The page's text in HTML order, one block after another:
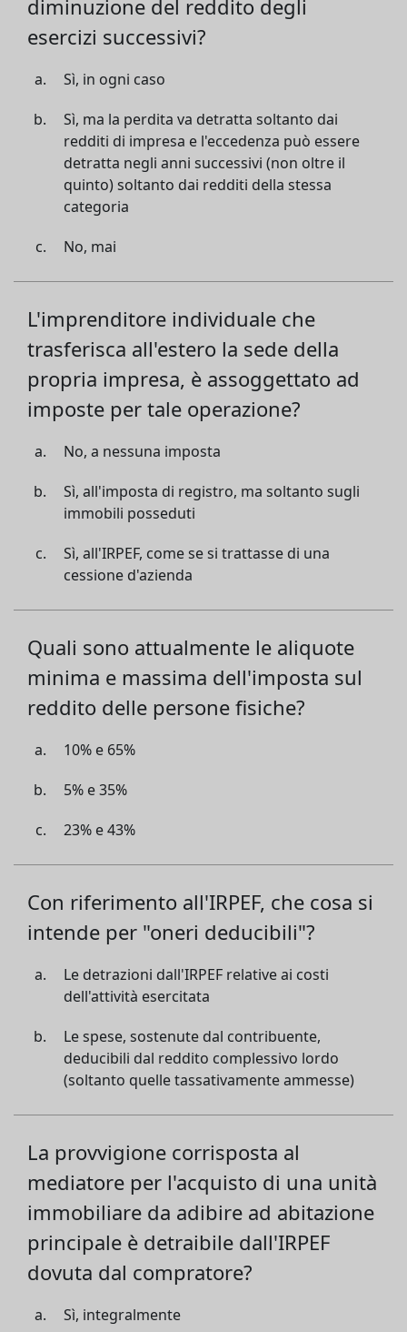
diminuzione del reddito degli
esercizi successivi?
Sì, in ogni caso
Sì, ma la perdita va detratta soltanto dai
redditi di impresa e l'eccedenza può essere
detratta negli anni successivi (non oltre il
quinto) soltanto dai redditi della stessa
categoria
No, mai
L'imprenditore individuale che
trasferisca all'estero la sede della
propria impresa, è assoggettato ad
imposte per tale operazione?
No, a nessuna imposta
Sì, all'imposta di registro, ma soltanto sugli
immobili posseduti
Sì, all'IRPEF, come se si trattasse di una
cessione d'azienda
Quali sono attualmente le aliquote
minima e massima dell'imposta sul
reddito delle persone fisiche?
10% e 65%
5% e 35%
23% e 43%
Con riferimento all'IRPEF, che cosa si
intende per "oneri deducibili"?
Le detrazioni dall'IRPEF relative ai costi
dell'attività esercitata
Le spese, sostenute dal contribuente,
deducibili dal reddito complessivo lordo
(soltanto quelle tassativamente ammesse)
La provvigione corrisposta al
mediatore per l'acquisto di una unità
immobiliare da adibire ad abitazione
principale è detraibile dall'IRPEF
dovuta dal compratore?
Sì, integralmente